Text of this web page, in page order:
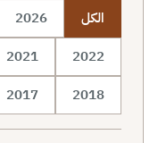
الكل
2026
2022
2021
2018
2017